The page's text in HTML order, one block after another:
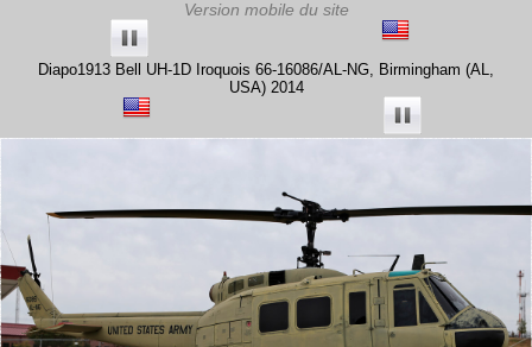
Diapo1913 Bell UH-1D Iroquois 66-16086/AL-NG, Birmingham (AL,
USA) 2014